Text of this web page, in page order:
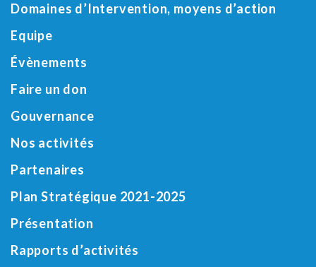
Domaines d’Intervention, moyens d’action
Equipe
Évènements
Faire un don
Gouvernance
Nos activités
Partenaires
Plan Stratégique 2021-2025
Présentation
Rapports d’activités